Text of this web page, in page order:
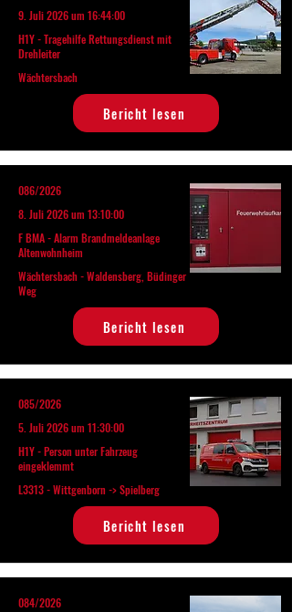
9. Juli 2026 um 16:44:00
H1Y - Tragehilfe Rettungsdienst mit
Drehleiter
Wächtersbach
Bericht lesen
086/2026
8. Juli 2026 um 13:10:00
F BMA - Alarm Brandmeldeanlage
Altenwohnheim
Wächtersbach - Waldensberg, Büdinger
Weg
Bericht lesen
085/2026
5. Juli 2026 um 11:30:00
H1Y - Person unter Fahrzeug
eingeklemmt
L3313 - Wittgenborn -> Spielberg
Bericht lesen
084/2026